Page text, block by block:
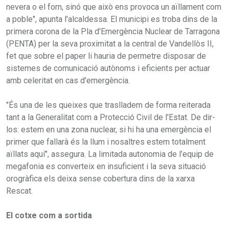
nevera o el forn, sinó que això ens provoca un aïllament com
a poble", apunta l'alcaldessa. El municipi es troba dins de la
primera corona de la Pla d'Emergència Nuclear de Tarragona
(PENTA) per la seva proximitat a la central de Vandellòs II,
fet que sobre el paper li hauria de permetre disposar de
sistemes de comunicació autònoms i eficients per actuar
amb celeritat en cas d'emergència.
"És una de les queixes que traslladem de forma reiterada
tant a la Generalitat com a Protecció Civil de l'Estat. De dir-
los: estem en una zona nuclear, si hi ha una emergència el
primer que fallarà és la llum i nosaltres estem totalment
aïllats aquí", assegura. La limitada autonomia de l'equip de
megafonia es converteix en insuficient i la seva situació
orogràfica els deixa sense cobertura dins de la xarxa
Rescat.
El cotxe com a sortida